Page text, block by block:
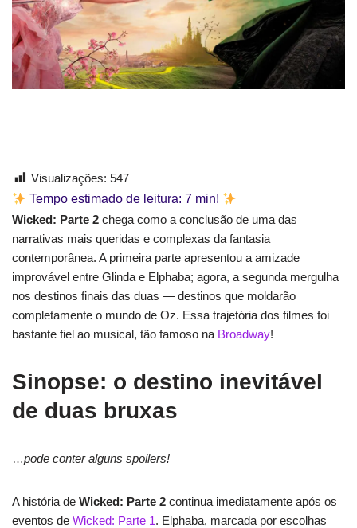
Visualizações: 547
Tempo estimado de leitura: 7 min!
Wicked: Parte 2 chega como a conclusão de uma das
narrativas mais queridas e complexas da fantasia
contemporânea. A primeira parte apresentou a amizade
improvável entre Glinda e Elphaba; agora, a segunda mergulha
nos destinos finais das duas — destinos que moldarão
completamente o mundo de Oz. Essa trajetória dos filmes foi
bastante fiel ao musical, tão famoso na Broadway!
Sinopse: o destino inevitável
de duas bruxas
…pode conter alguns spoilers!
A história de Wicked: Parte 2 continua imediatamente após os
eventos de Wicked: Parte 1. Elphaba, marcada por escolhas